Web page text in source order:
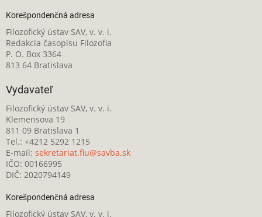
Korešpondenčná adresa
Filozofický ústav SAV, v. v. i.
Redakcia časopisu Filozofia
P. O. Box 3364
813 64 Bratislava
Vydavateľ
Filozofický ústav SAV, v. v. i.
Klemensova 19
811 09 Bratislava 1
Tel.: +4212 5292 1215
E-mail: sekretariat.fiu@savba.sk
IČO: 00166995
DIČ: 2020794149
Korešpondenčná adresa
Filozofický ústav SAV, v. v. i.